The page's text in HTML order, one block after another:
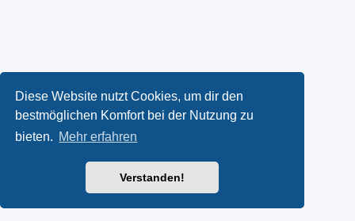
Diese Website nutzt Cookies, um dir den
bestmöglichen Komfort bei der Nutzung zu
bieten. Mehr erfahren
Verstanden!